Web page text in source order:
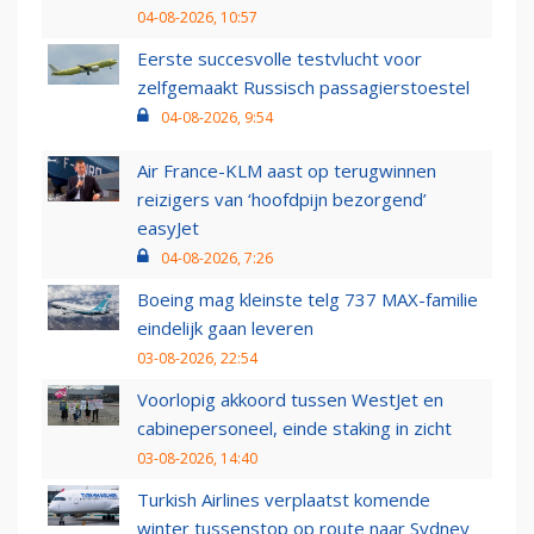
04-08-2026, 10:57
Eerste succesvolle testvlucht voor
zelfgemaakt Russisch passagierstoestel
04-08-2026, 9:54
Air France-KLM aast op terugwinnen
reizigers van ‘hoofdpijn bezorgend’
easyJet
04-08-2026, 7:26
Boeing mag kleinste telg 737 MAX-familie
eindelijk gaan leveren
03-08-2026, 22:54
Voorlopig akkoord tussen WestJet en
cabinepersoneel, einde staking in zicht
03-08-2026, 14:40
Turkish Airlines verplaatst komende
winter tussenstop op route naar Sydney